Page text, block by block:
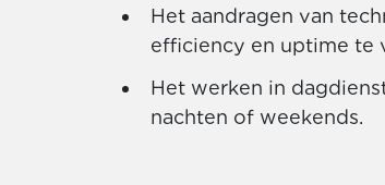
Het aandragen van
efficiency en uptime te
Het werken in
nachten of weekends.